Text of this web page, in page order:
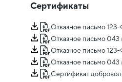
Сертификаты
Отказное письмо
Отказное письмо 043
Отказное письмо
Отказное письмо 043
Сертификат